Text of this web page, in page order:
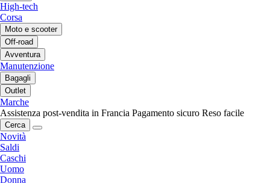
High-tech
Corsa
Moto e scooter
Off-road
Avventura
Manutenzione
Bagagli
Outlet
Marche
Assistenza post-vendita in Francia Pagamento sicuro Reso facile
Cerca
Novità
Saldi
Caschi
Uomo
Donna